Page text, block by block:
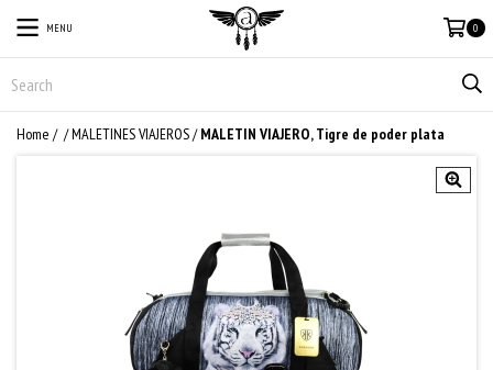
MENU 0
Home / /MALETINES VIAJEROS/ MALETIN VIAJERO, Tigre de poder plata